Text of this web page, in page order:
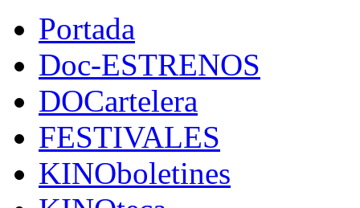
Portada
Doc-ESTRENOS
DOCartelera
FESTIVALES
KINOboletines